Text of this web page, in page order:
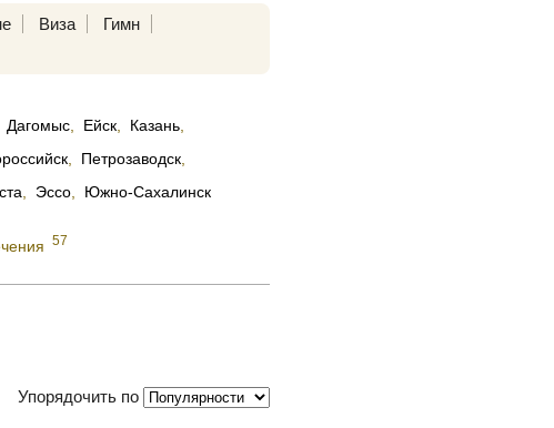
Виза
Гимн
Дагомыс Ейск Казань
Петрозаводск
Эссо Южно-Сахалинск
57
Упорядочить по